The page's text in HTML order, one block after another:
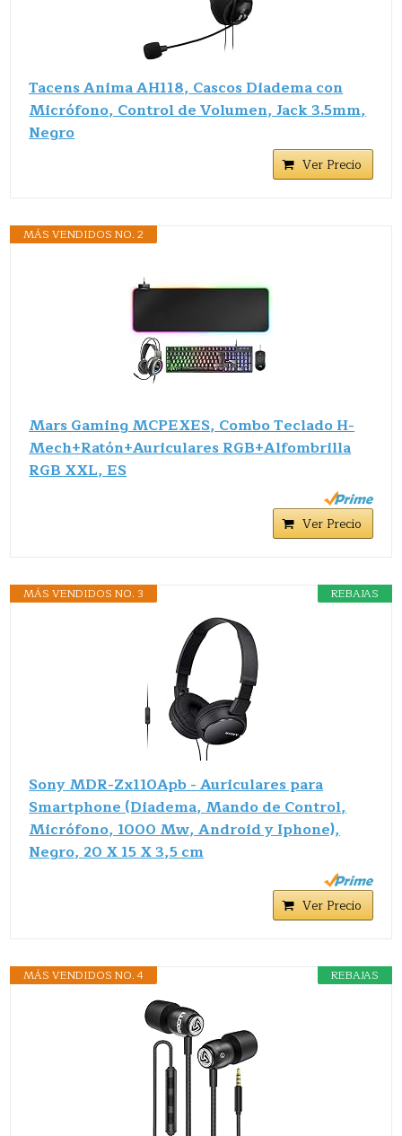
Tacens Anima AH118, Cascos Diadema con
Micrófono, Control de Volumen, Jack 3.5mm,
Negro
Ver Precio
MÁS VENDIDOS NO. 2
Mars Gaming MCPEXES, Combo Teclado H-
Mech+Ratón+Auriculares RGB+Alfombrilla
RGB XXL, ES
Ver Precio
REBAJAS
MÁS VENDIDOS NO. 3
Sony MDR-Zx110Apb - Auriculares para
Smartphone (Diadema, Mando de Control,
Micrófono, 1000 Mw, Android y Iphone),
Negro, 20 X 15 X 3,5 cm
Ver Precio
REBAJAS
MÁS VENDIDOS NO. 4